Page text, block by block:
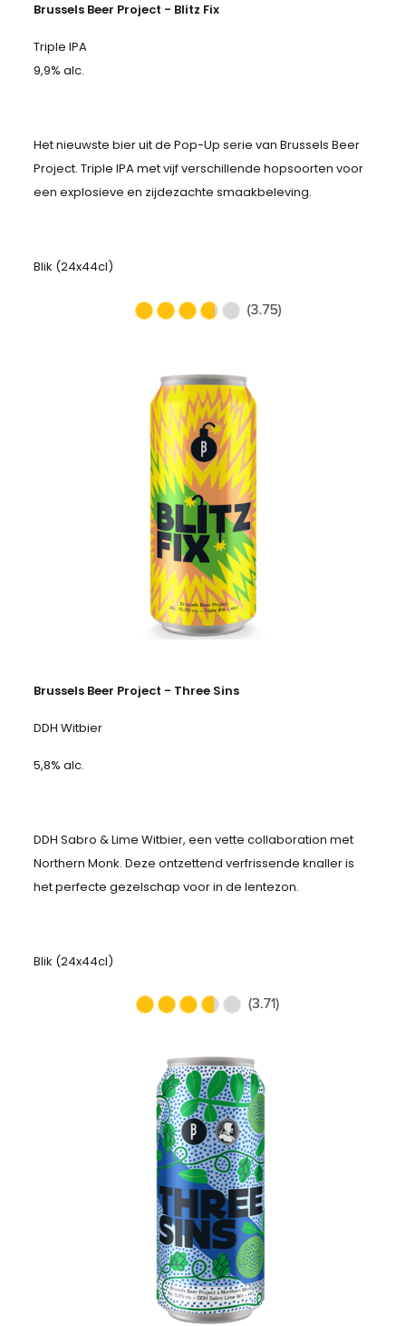
Brussels Beer Project - Blitz Fix
Triple IPA
9,9% alc.
Het nieuwste bier uit de Pop-Up serie van Brussels Beer
Project. Triple IPA met vijf verschillende hopsoorten voor
een explosieve en zijdezachte smaakbeleving.
Blik (24x44cl)
Brussels Beer Project - Three Sins
DDH Witbier
5,8% alc.
DDH Sabro & Lime Witbier, een vette collaboration met
Northern Monk. Deze ontzettend verfrissende knaller is
het perfecte gezelschap voor in de lentezon.
Blik (24x44cl)